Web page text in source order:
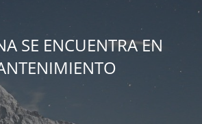
SE ENCUENTRA EN